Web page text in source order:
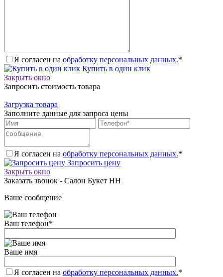
Я согласен на обработку персональных данных.*
Купить в один клик
Закрыть окно
Запросить стоимость товара
Загрузка товара
Заполните данные для запроса цены
Я согласен на обработку персональных данных.*
Запросить цену
Закрыть окно
Заказать звонок - Салон Букет НН
Ваше сообщение
Ваш телефон*
Ваше имя
Я согласен на обработку персональных данных.*